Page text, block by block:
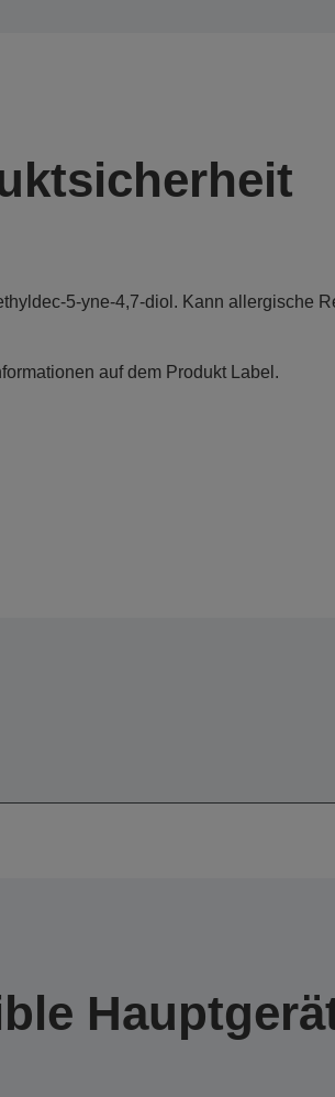
5-yne-4,7-diol. Kann allergische
auf dem Produkt Label.